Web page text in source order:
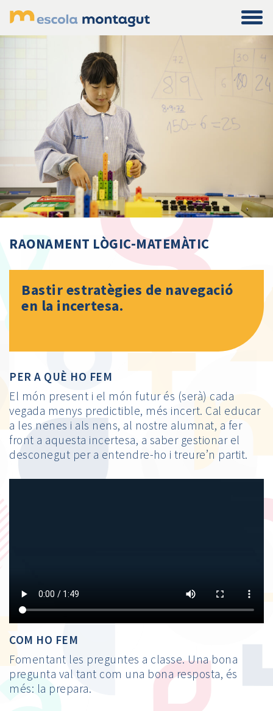
Main Navigation
RAONAMENT LÒGIC-MATEMÀTIC
Bastir estratègies de navegació
en la incertesa.
PER A QUÈ HO FEM
El món present i el món futur és (serà) cada
vegada menys predictible, més incert. Cal educar
a les nenes i als nens, al nostre alumnat, a fer
front a aquesta incertesa, a saber gestionar el
desconegut per a entendre-ho i treure’n partit.
COM HO FEM
Fomentant les preguntes a classe. Una bona
pregunta val tant com una bona resposta, és
més: la prepara.